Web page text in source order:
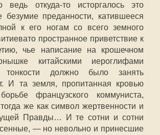
ведь откуда-то исторгалось это
безумие преданности, катившееся
к его ногам со всего земного
пространное приветствие к
чье написание на крошечном
китайскими иероглифами
тонкости должно было занять
И та земля, пропитанная кровью
французского коммуниста,
же как символ жертвенности и
Правды… И те сотни и сотни
— но невольно и принесшие